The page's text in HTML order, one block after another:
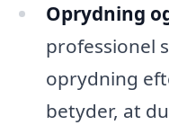
Oprydning
professionel
oprydning
betyder, at